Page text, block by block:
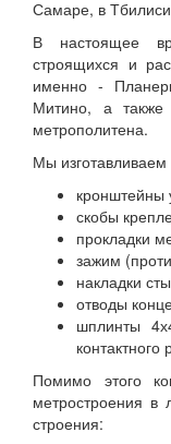
Самаре, в
В настоящее
строящихся и
именно -
Митино, а также
метрополитена.
Мы
кронштейны
скобы
прокладки
зажим
накладки
отводы
шплинты
контактного
Помимо этого
метростроения в
строения: